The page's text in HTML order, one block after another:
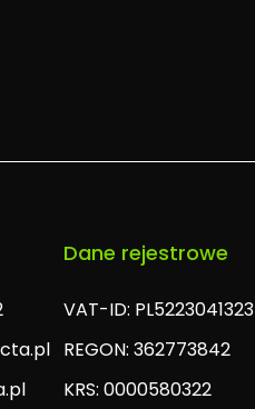
Dane rejestrowe
VAT-ID: PL5223041323
REGON: 362773842
KRS: 0000580322